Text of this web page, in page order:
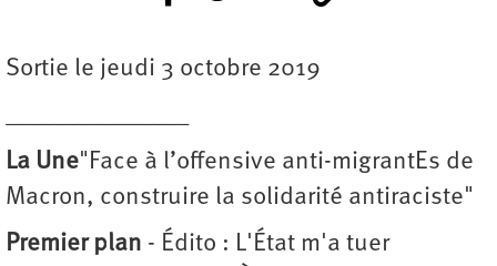
Sortie le jeudi 3 octobre 2019
La Une"Face à l’offensive anti-migrantEs de
Macron, construire la solidarité antiraciste"
Premier plan - Édito : L'État m'a tuer